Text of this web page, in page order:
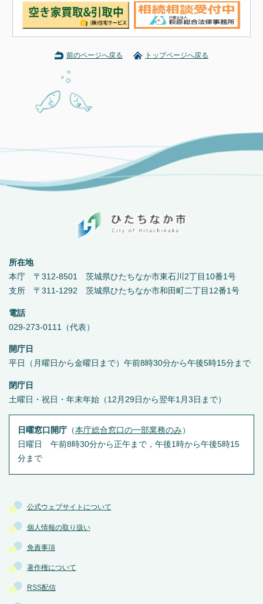
前のページへ戻る トップページへ戻る
公式ウェブサイトについて
個人情報の取り扱い
免責事項
著作権について
RSS配信
所在地
本庁 〒312-8501 茨城県ひたちなか市東石川2丁目10番1号
支所 〒311-1292 茨城県ひたちなか市和田町二丁目12番1号
電話
029-273-0111（代表）
開庁日
平日（月曜日から金曜日まで）午前8時30分から午後5時15分まで
閉庁日
土曜日・祝日・年末年始（12月29日から翌年1月3日まで）
日曜窓口開庁（本庁総合窓口の一部業務のみ ）
日曜日 午前8時30分から正午まで，午後1時から午後5時15
分まで